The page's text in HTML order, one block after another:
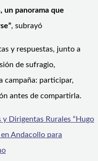
un panorama que
, subrayó
y respuestas, junto a
de sufragio,
campaña: participar,
antes de compartirla.
y Dirigentas Rurales “Hugo
Andacollo para